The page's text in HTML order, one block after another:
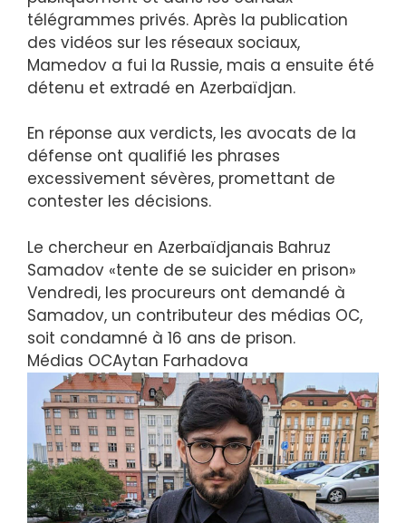
télégrammes privés. Après la publication
des vidéos sur les réseaux sociaux,
Mamedov a fui la Russie, mais a ensuite été
détenu et extradé en Azerbaïdjan.
En réponse aux verdicts, les avocats de la
défense ont qualifié les phrases
excessivement sévères, promettant de
contester les décisions.
Le chercheur en Azerbaïdjanais Bahruz
Samadov «tente de se suicider en prison»
Vendredi, les procureurs ont demandé à
Samadov, un contributeur des médias OC,
soit condamné à 16 ans de prison.
Médias OCAytan Farhadova